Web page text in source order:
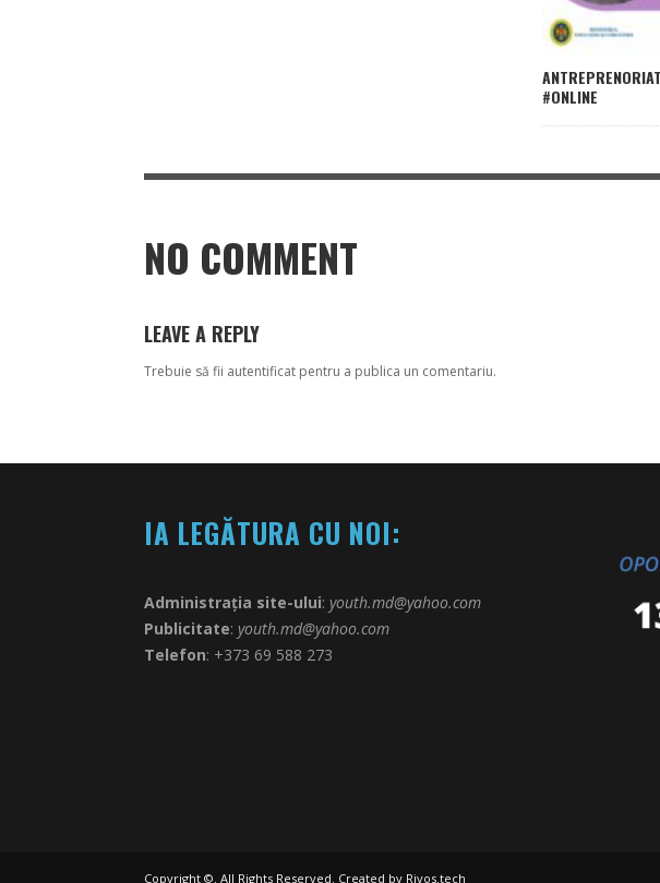
#ONLINE
NO COMMENT
LEAVE A REPLY
Trebuie să fii autentificat pentru a publica un comentariu.
IA LEGĂTURA CU NOI:
Administrația site-ului: youth.md@yahoo.com
Publicitate: youth.md@yahoo.com
Telefon: +373 69 588 273
Copyright ©. All Rights Reserved. Created by Rivos.tech